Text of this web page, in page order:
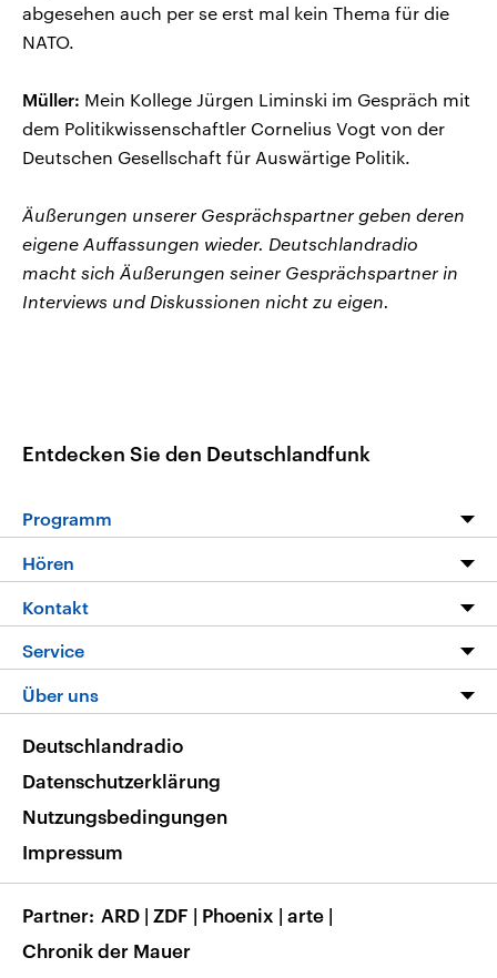
abgesehen auch per se erst mal kein Thema für die
NATO.
Müller: Mein Kollege Jürgen Liminski im Gespräch mit
dem Politikwissenschaftler Cornelius Vogt von der
Deutschen Gesellschaft für Auswärtige Politik.
Äußerungen unserer Gesprächspartner geben deren
eigene Auffassungen wieder. Deutschlandradio
macht sich Äußerungen seiner Gesprächspartner in
Interviews und Diskussionen nicht zu eigen.
Entdecken Sie den Deutschlandfunk
Programm
Die Nachrichten
Nachrichtenleicht
Neue Beiträge auf dlf.de
Hören
Livestream
Podcasts
Deutschlandfunk App
Nachrichten App
Frequenzen
Kontakt
Hörerservice
Service
FAQ
Veranstaltungen
Musikliste
RSS
Über uns
Barrierefreiheit
Deutschlandradio
Datenschutzerklärung
Nutzungsbedingungen
Impressum
Partner ARD | ZDF | Phoenix | arte |
Chronik der Mauer